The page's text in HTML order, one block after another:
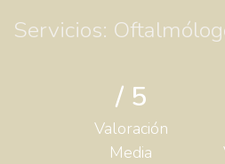
Servicios:
/ 5
Valoración
Media